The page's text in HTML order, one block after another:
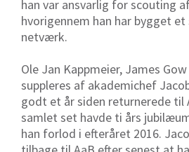
han var ansvarlig for scouting
hvorigennem han har bygget
netværk.
Ole Jan Kappmeier, James
suppleres af akademichef
godt et år siden returnerede til
samlet set havde ti års
han forlod i efteråret 2016.